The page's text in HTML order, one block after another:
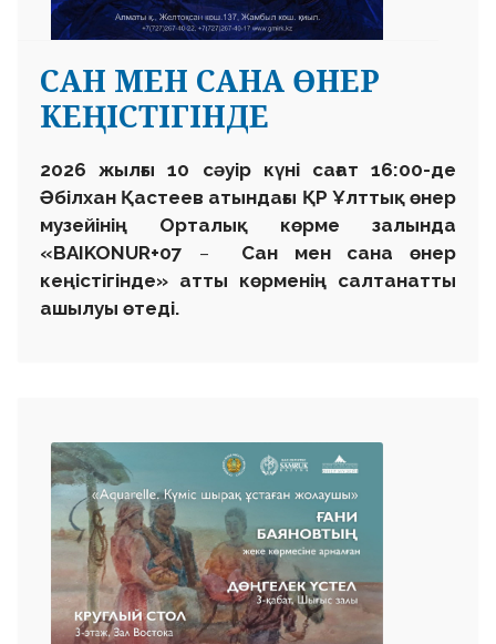
САН МЕН САНА ӨНЕР
КЕҢІСТІГІНДЕ
2026 жылғы 10 сәуір күні сағат 16:00-де
Әбілхан Қастеев атындағы ҚР Ұлттық өнер
музейінің Орталық көрме залында
«BAIKONUR+07 – Сан мен сана өнер
кеңістігінде» атты көрменің салтанатты
ашылуы өтеді.